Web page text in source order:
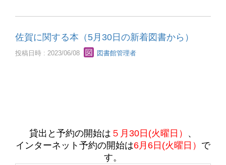
佐賀に関する本（5月30日の新着図書から）
投稿日時 : 2023/06/08 図書館管理者
貸出と予約の開始は ５ 月30日(火曜日） 、
インターネット予約の開始は6月6日(火曜日） で
す。